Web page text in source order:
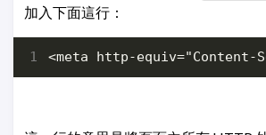
加入下面這行：